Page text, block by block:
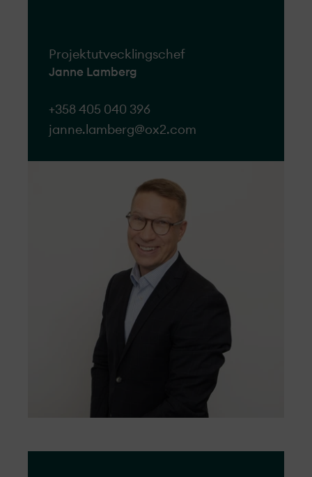
Projekt­utvecklings­chef
Janne Lamberg
+358 405 040 396
janne.lamberg@ox2.com